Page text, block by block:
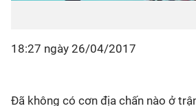
18:27 ngày 26/04/2017
Đã không có cơn địa chấn nào ở